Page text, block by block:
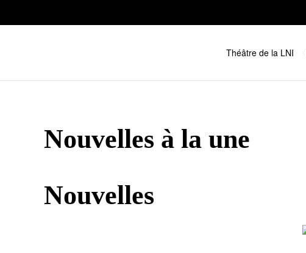
Théâtre de la LNI
Nouvelles à la une
Nouvelles